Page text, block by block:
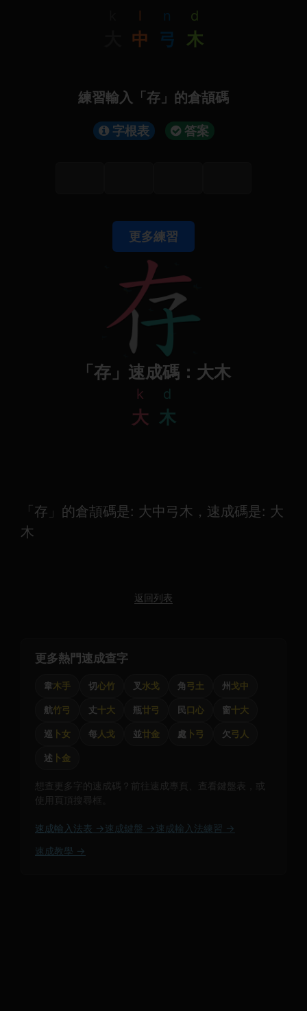
l
中
n
弓
d
木
練習輸入「存」的倉頡碼
字根表 答案
更多練習
「存」速成碼：大木
k
大
d
木
「存」的倉頡碼是: 大中弓木，速成碼是: 大
木
返回列表
更多熱門速成查字
韋木手 切心竹 叉 水戈 角弓土 州 戈中
航竹弓 丈十大 瓶廿弓 民口心 窗十大
巡 卜女 每人戈 並廿金 處 卜弓 欠弓人
述 卜金
想查更多字的速成碼？前往速成專頁、查看鍵盤表，或
使用頁頂搜尋框。
速成輸入法表 → 速成鍵盤 → 速成輸入法練習 →
速成教學 →